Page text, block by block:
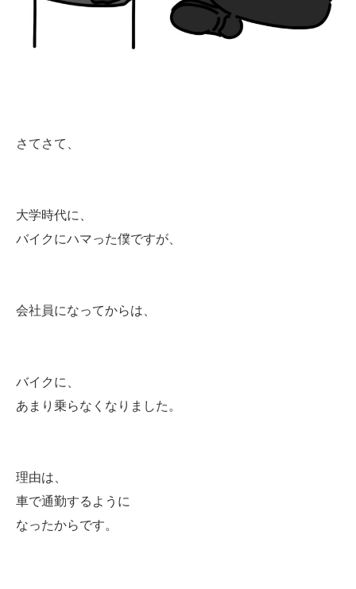
さてさて、
大学時代に、
バイクにハマった僕ですが、
会社員になってからは、
バイクに、
あまり乗らなくなりました。
理由は、
車で通勤するように
なったからです。